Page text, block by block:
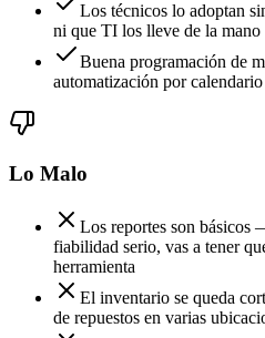
Los técnicos lo adoptan
ni que TI los lleve de la mano
Buena programación de
automatización por
Lo Malo
Los reportes son básicos
fiabilidad serio, vas a tener
herramienta
El inventario se queda
de repuestos en varias